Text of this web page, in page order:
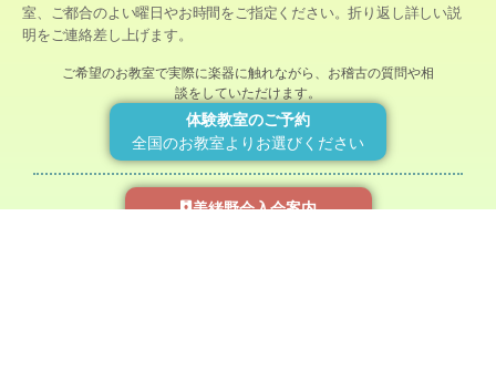
室、ご都合のよい曜日やお時間をご指定ください。折り返し詳しい説
明をご連絡差し上げます。
ご希望のお教室で実際に楽器に触れながら、お稽古の質問や相
談をしていただけます。
体験教室のご予約
全国のお教室よりお選びください
美緒野会入会案内